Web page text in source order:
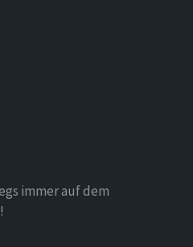
immer auf dem